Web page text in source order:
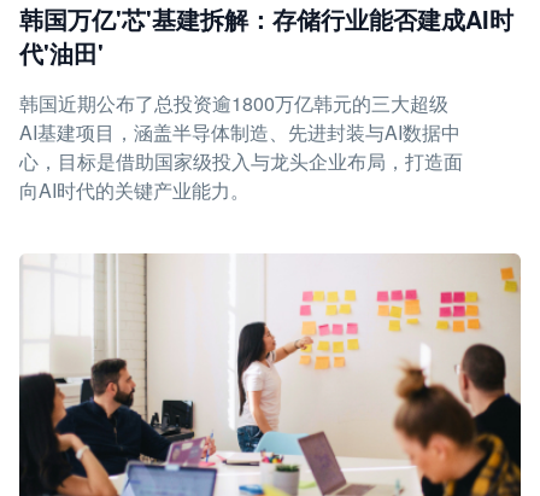
韩国万亿'芯'基建拆解：存储行业能否建成AI时
代'油田'
韩国近期公布了总投资逾1800万亿韩元的三大超级
AI基建项目，涵盖半导体制造、先进封装与AI数据中
心，目标是借助国家级投入与龙头企业布局，打造面
向AI时代的关键产业能力。